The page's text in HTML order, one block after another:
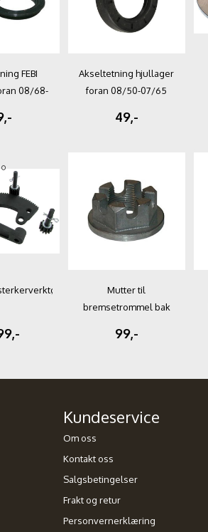
FEBI
08/68-
Akseltetning hjullager
foran 08/50-07/65
49,-
Mutter til
bremsetrommel bak
99,-
Kundeservice
Om oss
Kontakt oss
Salgsbetingelser
Frakt og retur
Personvernerklæring